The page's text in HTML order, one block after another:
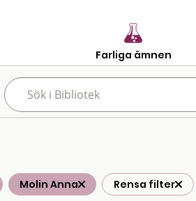
Farliga ämnen
Molin Anna Rensa filter